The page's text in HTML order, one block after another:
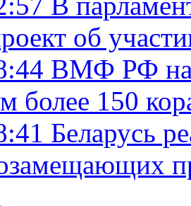
об
ВМФ РФ
более 150
Беларусь